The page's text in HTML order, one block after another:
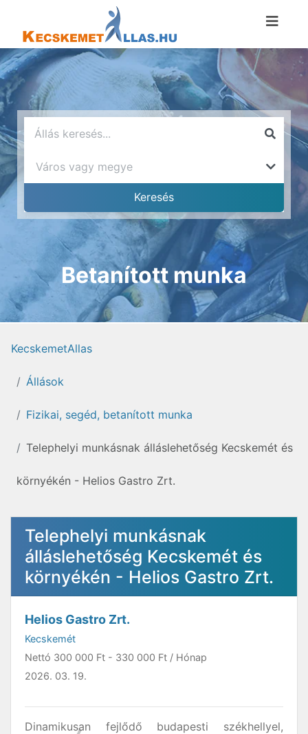
Betanított munka
KecskemetAllas
Állások
Fizikai, segéd, betanított munka
Telephelyi munkásnak álláslehetőség Kecskemét és
környékén - Helios Gastro Zrt.
Telephelyi munkásnak
álláslehetőség Kecskemét és
környékén - Helios Gastro Zrt.
Helios Gastro Zrt.
Kecskemét
Nettó 300 000 Ft - 330 000 Ft / Hónap
2026. 03. 19.
Dinamikusan fejlődő budapesti székhellyel,